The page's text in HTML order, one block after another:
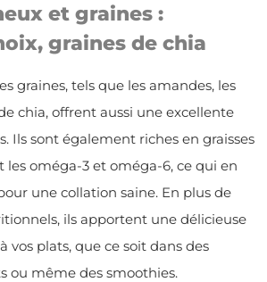
et graines :
graines de chia
graines, tels que les amandes, les
chia, offrent aussi une excellente
Ils sont également riches en graisses
les oméga-3 et oméga-6, ce qui en
une collation saine. En plus de
ils apportent une délicieuse
vos plats, que ce soit dans des
ou même des smoothies.